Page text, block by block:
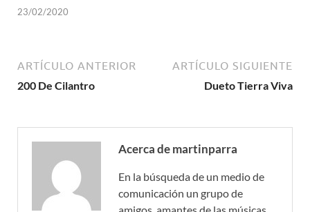
23/02/2020
ARTÍCULO ANTERIOR
200 De Cilantro
ARTÍCULO SIGUIENTE
Dueto Tierra Viva
Acerca de martinparra
En la búsqueda de un medio de
comunicación un grupo de